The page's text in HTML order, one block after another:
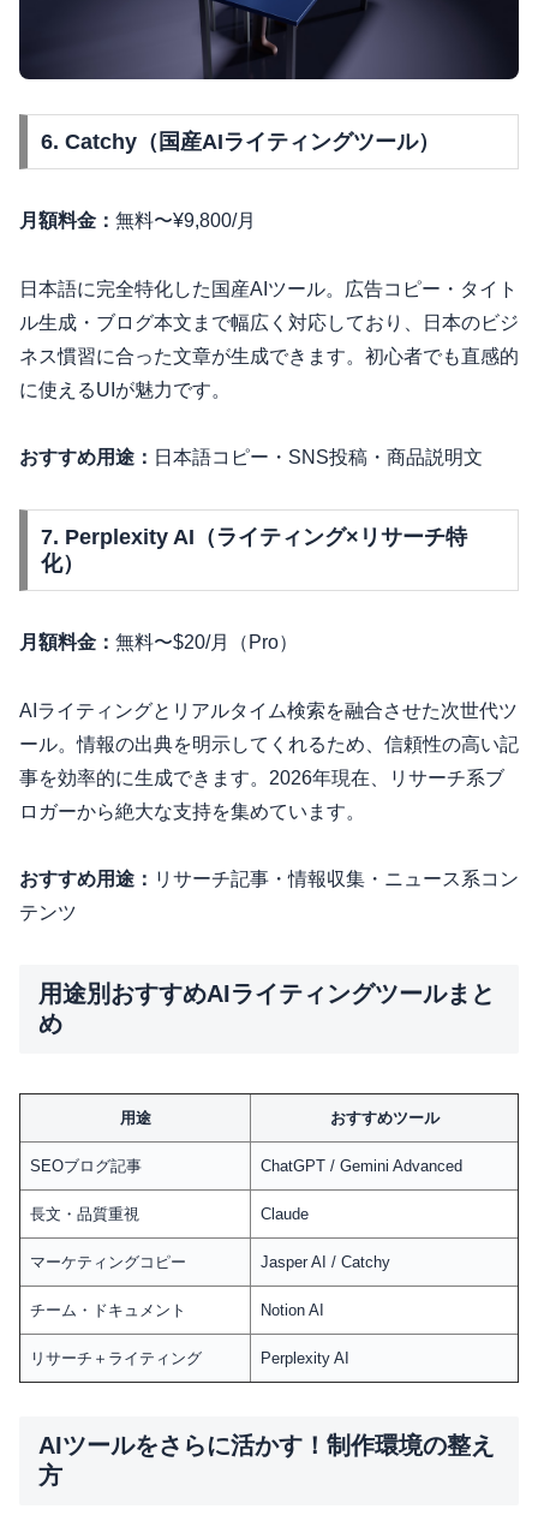
6. Catchy（国産AIライティングツール）
月額料金： 無料〜¥9,800/月
日本語に完全特化した国産AIツール。広告コピー・タイト
ル生成・ブログ本文まで幅広く対応しており、日本のビジ
ネス慣習に合った文章が生成できます。初心者でも直感的
に使えるUIが魅力です。
おすすめ用途： 日本語コピー・SNS投稿・商品説明文
7. Perplexity AI（ライティング×リサーチ特
化）
月額料金： 無料〜$20/月（Pro）
AIライティングとリアルタイム検索を融合させた次世代ツ
ール。情報の出典を明示してくれるため、信頼性の高い記
事を効率的に生成できます。2026年現在、リサーチ系ブ
ロガーから絶大な支持を集めています。
おすすめ用途： リサーチ記事・情報収集・ニュース系コン
テンツ
用途別おすすめAIライティングツールまと
め
用途 おすすめツール
SEOブログ記事 ChatGPT / Gemini Advanced
長文・品質重視 Claude
マーケティングコピー Jasper AI / Catchy
チーム・ドキュメント Notion AI
リサーチ＋ライティング Perplexity AI
AIツールをさらに活かす！制作環境の整え
方